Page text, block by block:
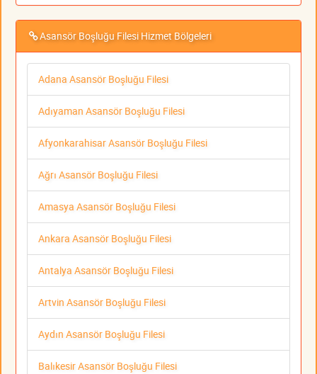
Asansör Boşluğu Filesi Hizmet Bölgeleri
Adana Asansör Boşluğu Filesi
Adıyaman Asansör Boşluğu Filesi
Afyonkarahisar Asansör Boşluğu Filesi
Ağrı Asansör Boşluğu Filesi
Amasya Asansör Boşluğu Filesi
Ankara Asansör Boşluğu Filesi
Antalya Asansör Boşluğu Filesi
Artvin Asansör Boşluğu Filesi
Aydın Asansör Boşluğu Filesi
Balıkesir Asansör Boşluğu Filesi